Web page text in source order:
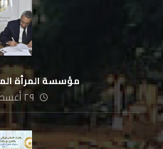
مؤسسة المرأة
٢٩ أغسطس، ٢٠٢٠